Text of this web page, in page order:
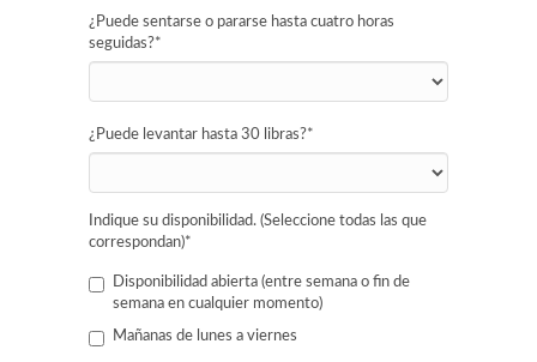
¿Puede sentarse o pararse hasta cuatro horas
seguidas?*
¿Puede levantar hasta 30 libras?*
Indique su disponibilidad. (Seleccione todas las que
correspondan)*
Disponibilidad abierta (entre semana o fin de
semana en cualquier momento)
Mañanas de lunes a viernes